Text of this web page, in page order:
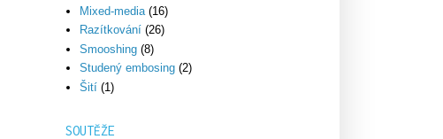
Mixed-media (16)
Razítkování (26)
Smooshing (8)
Studený embosing (2)
Šití (1)
SOUTĚŽE